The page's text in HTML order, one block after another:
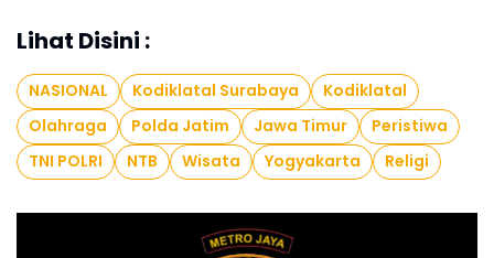
Lihat Disini :
NASIONAL Kodiklatal Surabaya
Kodiklatal
Olahraga
Polda Jatim Jawa Timur
Peristiwa
TNI POLRI
NTB Wisata Yogyakarta Religi